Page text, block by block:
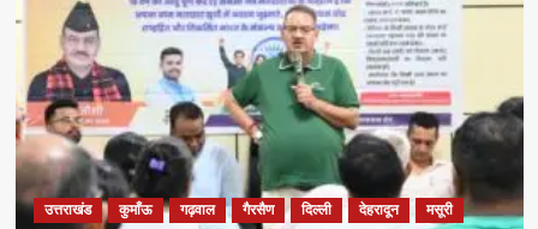
उत्तराखंड कुमाँऊ गढ़वाल गैरसैण दिल्ली देहरादून मसूरी